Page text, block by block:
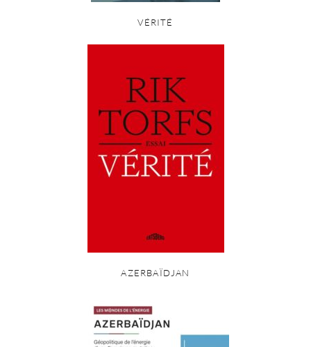
VÉRITÉ
AZERBAÏDJAN